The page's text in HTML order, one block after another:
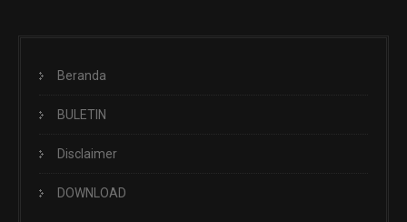
Beranda
BULETIN
Disclaimer
DOWNLOAD